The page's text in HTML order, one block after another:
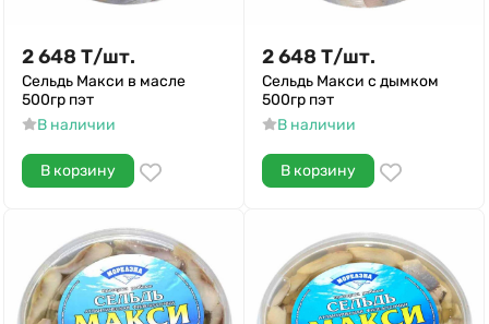
2 648 Т/шт.
Сельдь Макси в масле
500гр пэт
В наличии
В корзину
2 648 Т/шт.
Сельдь Макси с дымком
500гр пэт
В наличии
В корзину